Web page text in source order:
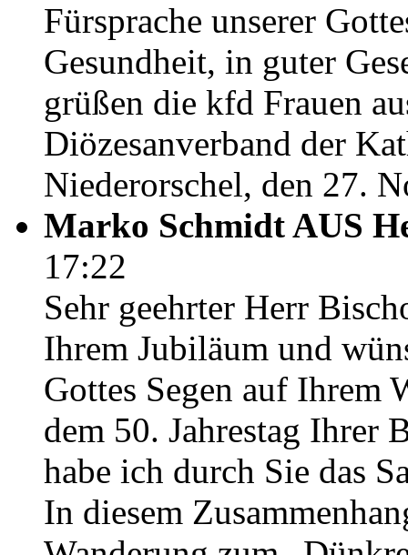
Fürsprache unserer
Gesundheit, in guter
grüßen die kfd Frauen
Diözesanverband der
Niederorschel, den 27.
Marko Schmidt AUS
17:22
Sehr geehrter Herr
Ihrem Jubiläum und
Gottes Segen auf Ihrem
dem 50. Jahrestag Ihrer
habe ich durch Sie das
In diesem